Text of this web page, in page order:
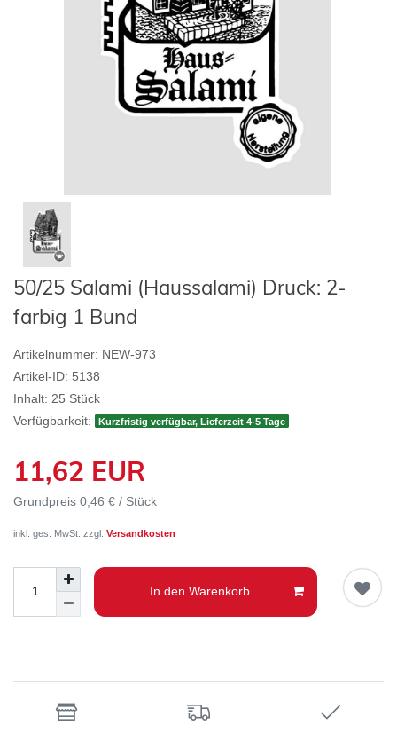
50/25 Salami (Haussalami) Druck: 2-
farbig 1 Bund
Artikelnummer: NEW-973
Artikel-ID: 5138
Inhalt: 25 Stück
Verfügbarkeit:
Kurzfristig verfügbar, Lieferzeit 4-5 Tage
11,62 EUR
Grundpreis 0,46 € / Stück
inkl. ges. MwSt. zzgl. Versandkosten
In den Warenkorb